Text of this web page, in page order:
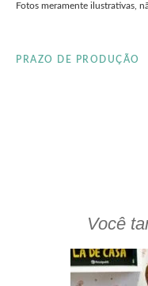
Fotos meramente ilustrativas,
PRAZO DE PRODUÇÃO
Você